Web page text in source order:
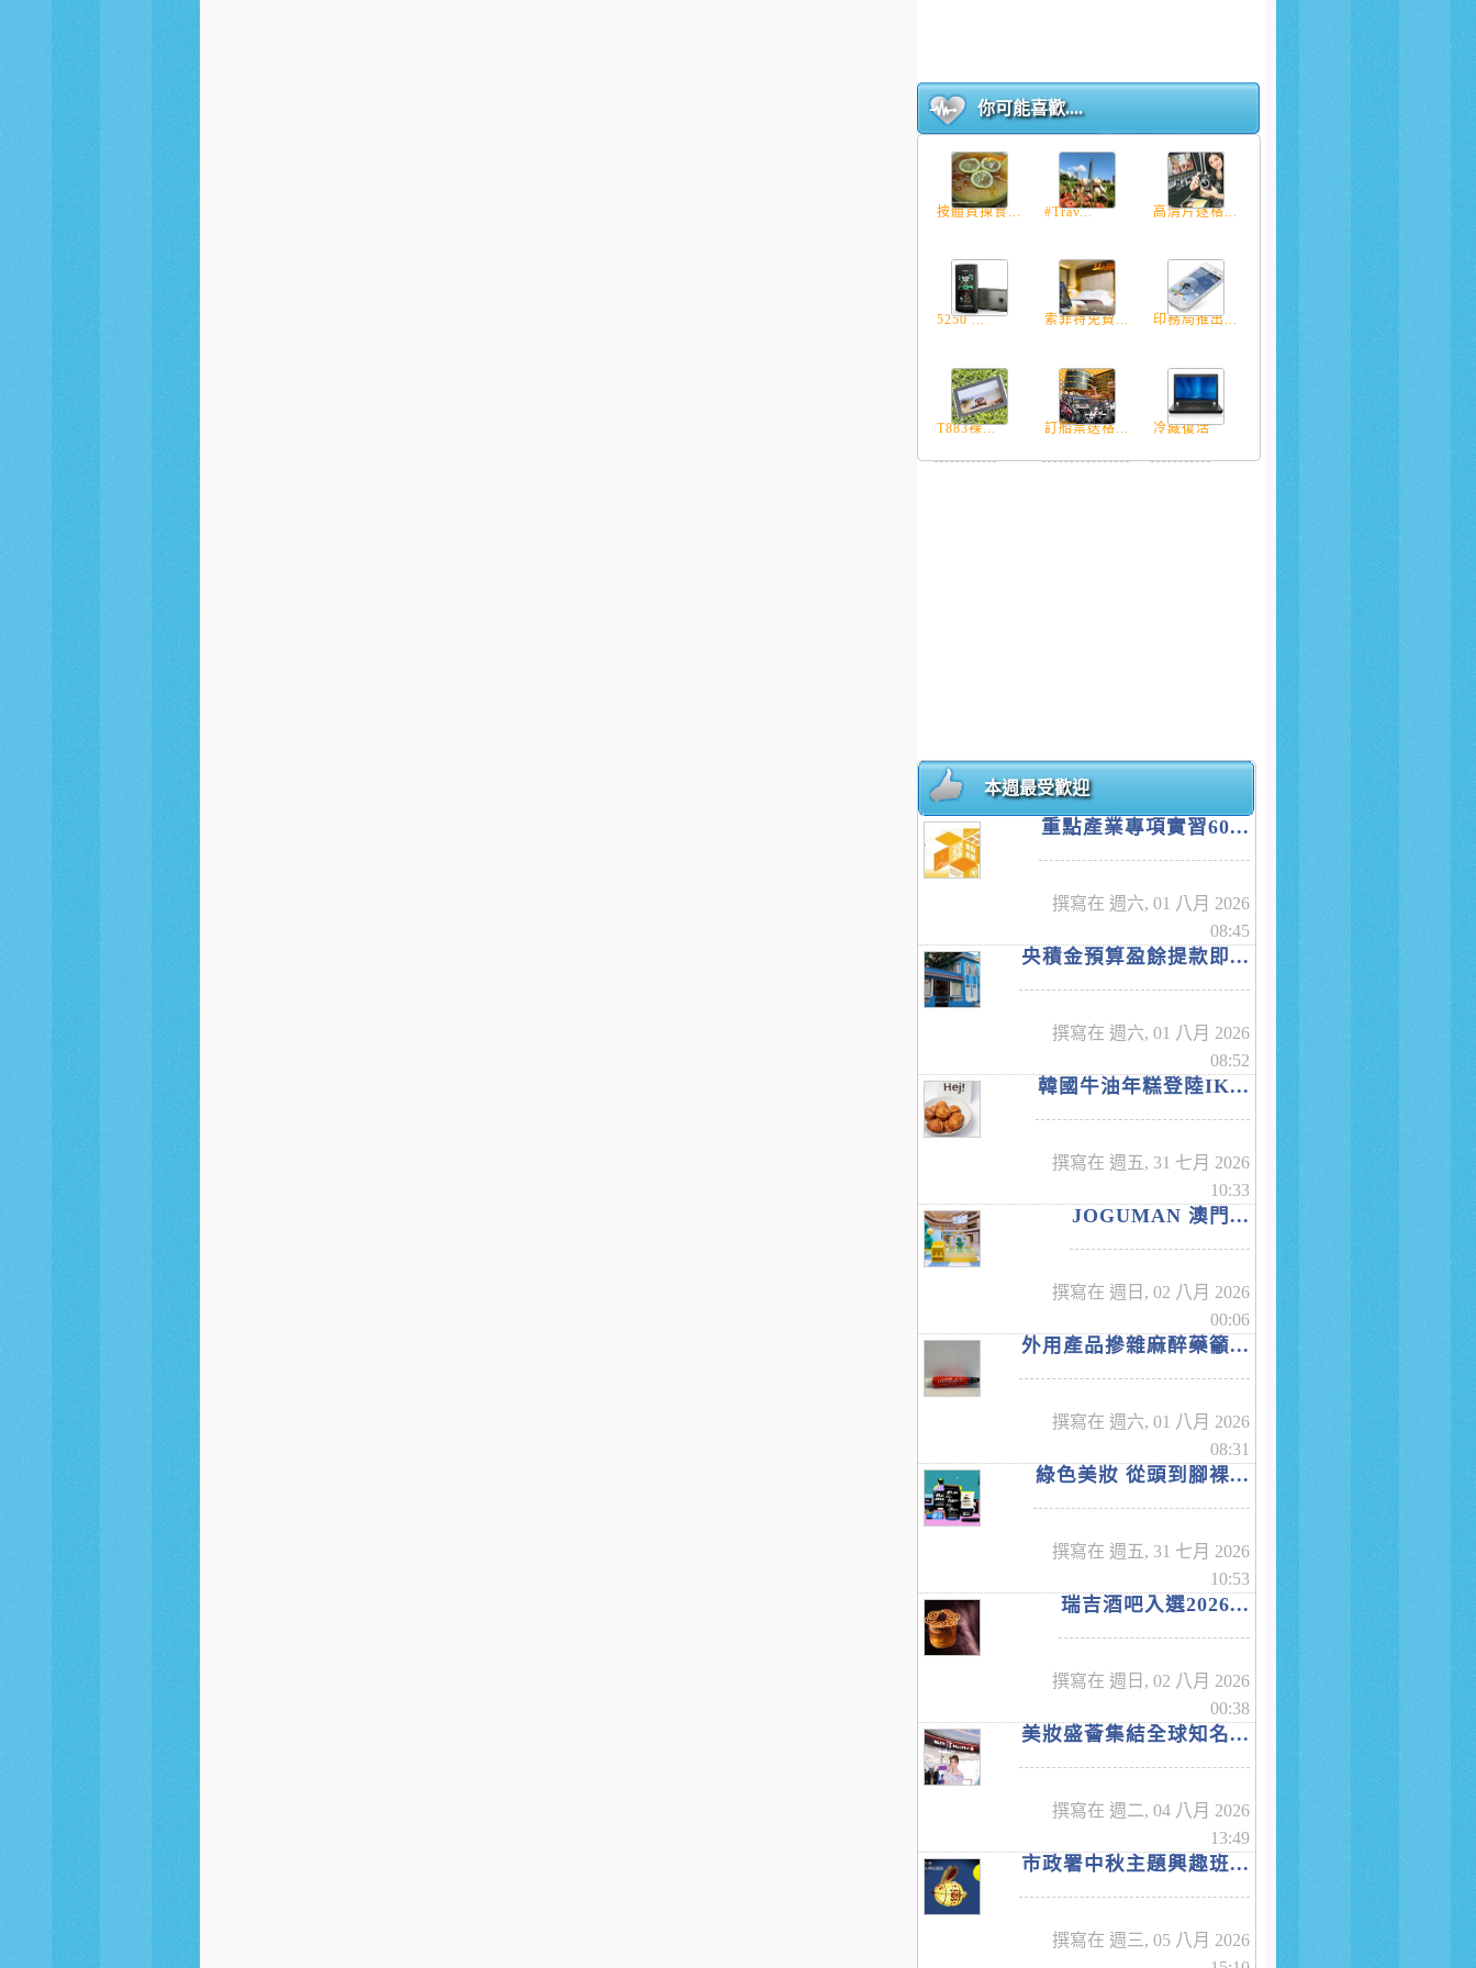
你可能喜歡....
按體質揀食... #Trav... 高清片逐格...
5250 ... 索菲特免費... 印務局推出...
T883裸... 訂船票送格... 冷藏復活
本週最受歡迎
重點產業專項實習60...
撰寫在 週六, 01 八月 2026
08:45
央積金預算盈餘提款即...
撰寫在 週六, 01 八月 2026
08:52
韓國牛油年糕登陸IK...
撰寫在 週五, 31 七月 2026
10:33
JOGUMAN 澳門...
撰寫在 週日, 02 八月 2026
00:06
外用產品摻雜麻醉藥籲...
撰寫在 週六, 01 八月 2026
08:31
綠色美妝 從頭到腳裸...
撰寫在 週五, 31 七月 2026
10:53
瑞吉酒吧入選2026...
撰寫在 週日, 02 八月 2026
00:38
美妝盛薈集結全球知名...
撰寫在 週二, 04 八月 2026
13:49
市政署中秋主題興趣班...
撰寫在 週三, 05 八月 2026